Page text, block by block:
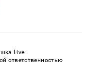
Live
ответственностью